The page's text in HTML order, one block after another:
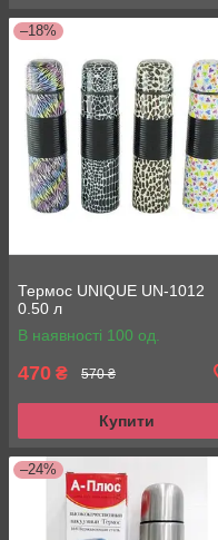
–18%
Термос UNIQUE UN-1012
0.50 л
В наявності 100 од.
470 ₴ 570 ₴
Купити
–24%